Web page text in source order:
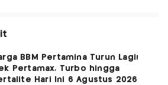
BBM Pertamina Turun Lagi!
Pertamax, Turbo hingga
Hari Ini 6 Agustus 2026